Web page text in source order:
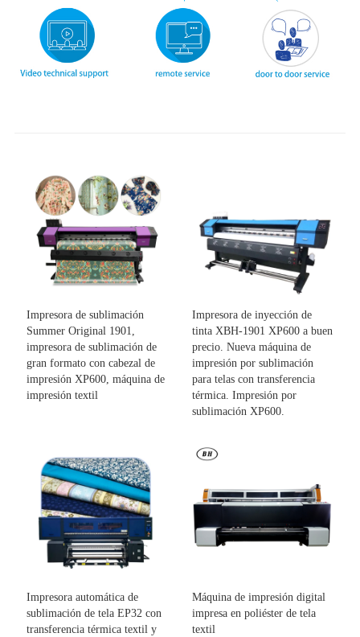
Impresora de sublimación
Summer Original 1901,
impresora de sublimación de
gran formato con cabezal de
impresión XP600, máquina de
impresión textil
Impresora de inyección de
tinta XBH-1901 XP600 a buen
precio. Nueva máquina de
impresión por sublimación
para telas con transferencia
térmica. Impresión por
sublimación XP600.
Impresora automática de
sublimación de tela EP32 con
transferencia térmica textil y
Máquina de impresión digital
impresa en poliéster de tela
textil